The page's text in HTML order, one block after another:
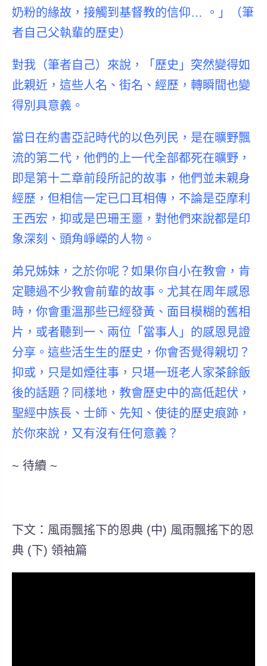
奶粉的緣故，接觸到基督教的信仰… 。」（筆
者自己父執輩的歷史）
對我（筆者自己）來說，「 歷史」突然變得如
此親近，這些人名、街名、經歷，轉瞬間也變
得別具意義。
當日在約書亞記時代的以色列民，是在曠野飄
流的第二代，他們的上一代全部都死在曠野，
即是第十二章前段所記的故事，他們並未親身
經歷 ，但相信一定已口耳相傳，不論是亞摩利
王西宏，抑或是巴珊王噩，對他們來說都是印
象深刻、頭角崢嶸的人物。
弟兄姊妹，之於你呢？如果你自小在教會，肯
定聽過不少教會前輩的故事。尤其在周年感恩
時，你會重溫那些已經發黃、面目模糊的舊相
片，或者聽到一、兩位「當事人」的感恩見證
分享。這些活生生的歷史，你會否覺得親切？
抑或，只是如煙往事，只堪一班老人家茶餘飯
後的話題？同樣地，教會歷史中的高低起伏，
聖經中族長、士師、先知、使徒的歷史痕跡，
於你來說，又有沒有任何意義？
~ 待續 ~
下文：風雨飄搖下的恩典 (中) 風雨飄搖下的恩
典 (下) 領袖篇